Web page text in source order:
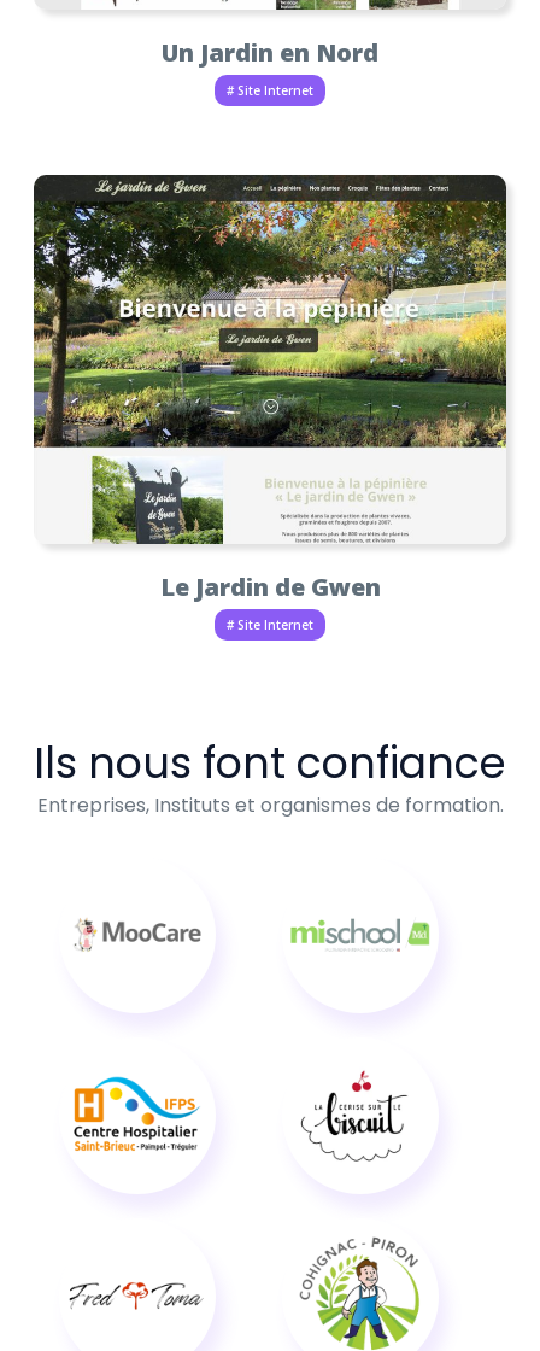
Un Jardin en Nord
# Site Internet
Le Jardin de Gwen
# Site Internet
Ils nous font confiance
Entreprises, Instituts et organismes de formation.